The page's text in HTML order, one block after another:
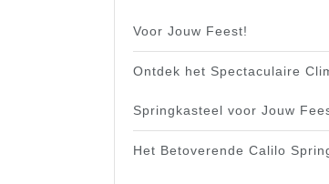
Voor Jouw Feest!
Ontdek het Spectaculaire
Springkasteel voor Jouw
Het Betoverende Calilo